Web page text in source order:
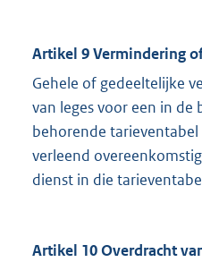
Artikel 9 Vermindering
Gehele of gedeeltelijke
van leges voor een in de
behorende
verleend
dienst in die
Artikel 10 Overdracht